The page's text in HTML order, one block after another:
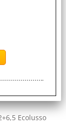
Ecolusso